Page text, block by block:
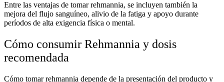
Entre las ventajas de tomarrehmannia, se incluyen también la
mejora del flujo sanguíneo, alivio de la fatiga y apoyo durante
períodos de alta exigencia física o mental.
Cómo consumir Rehmannia y dosis
recomendada
Cómo tomar rehmannia depende de la presentación del producto y